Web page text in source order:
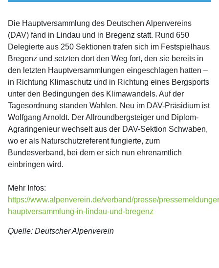
Die Hauptversammlung des Deutschen Alpenvereins
(DAV) fand in Lindau und in Bregenz statt. Rund 650
Delegierte aus 250 Sektionen trafen sich im Festspielhaus
Bregenz und setzten dort den Weg fort, den sie bereits in
den letzten Hauptversammlungen eingeschlagen hatten –
in Richtung Klimaschutz und in Richtung eines Bergsports
unter den Bedingungen des Klimawandels. Auf der
Tagesordnung standen Wahlen. Neu im DAV-Präsidium ist
Wolfgang Arnoldt. Der Allroundbergsteiger und Diplom-
Agraringenieur wechselt aus der DAV-Sektion Schwaben,
wo er als Naturschutzreferent fungierte, zum
Bundesverband, bei dem er sich nun ehrenamtlich
einbringen wird.
Mehr Infos:
https://www.alpenverein.de/verband/presse/
hauptversammlung-in-lindau-und-bregenz
Quelle: Deutscher Alpenverein